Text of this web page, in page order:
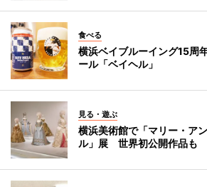
食べる
横浜ベイブルーイング15
ール「ベイヘル」
見る・遊ぶ
横浜美術館で「マリー・ア
ル」展 世界初公開作品も